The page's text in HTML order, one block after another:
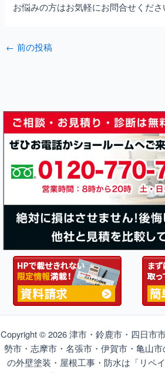
お悩みの方はお気軽にお問合せくださ
← 前の投稿
Copyright © 2026 津市・鈴鹿市・四日市
勢市・志摩市・名張市・伊賀市・亀山
の外壁塗装・屋根工事・防水は「リペ